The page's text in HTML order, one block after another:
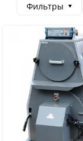
Фильтры